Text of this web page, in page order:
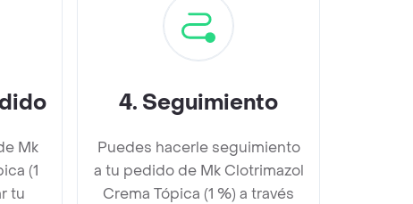
Mk
(1
tu
4. Seguimiento
Puedes hacerle seguimiento
a tu pedido de Mk Clotrimazol
Crema Tópica (1 %) a través